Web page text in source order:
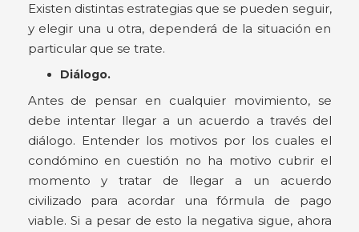
Existen distintas estrategias que se pueden seguir,
y elegir una u otra, dependerá de la situación en
particular que se trate.
Diálogo.
Antes de pensar en cualquier movimiento, se
debe intentar llegar a un acuerdo a través del
diálogo. Entender los motivos por los cuales el
condómino en cuestión no ha motivo cubrir el
momento y tratar de llegar a un acuerdo
civilizado para acordar una fórmula de pago
viable. Si a pesar de esto la negativa sigue, ahora